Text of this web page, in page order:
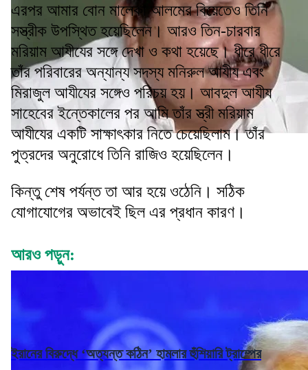
এরপর আমার বোন মালেকা আলমের বিয়েতেও তিনি
সস্ত্রীক উপস্থিত হয়েছিলেন। আরও তিন-চারবার
মরিয়াম আযীযের সঙ্গে দেখা ও কথা হয়েছে। ধীরে ধীরে
তাঁর পরিবারের অন্যান্য সদস্য মনিরুল আযীয এবং
মিরাজুল আযীযের সঙ্গেও পরিচয় হয়। আবদুল আযীয
সাহেবের ইন্তেকালের পর আমি তাঁর স্ত্রী মরিয়াম
আযীযের একটি সাক্ষাৎকার নিতে চেয়েছিলাম। তাঁর
পুত্রদের অনুরোধে তিনি রাজিও হয়েছিলেন।
কিন্তু শেষ পর্যন্ত তা আর হয়ে ওঠেনি। সঠিক
যোগাযোগের অভাবেই ছিল এর প্রধান কারণ।
আরও পড়ুন:
ইরানের বিরুদ্ধে ‘অত্যন্ত কঠিন’ হামলার হুঁশিয়ারি ট্রাম্পের